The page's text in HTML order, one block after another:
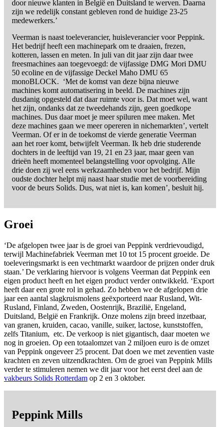
door nieuwe klanten in België en Duitsland te werven. Daarna
zijn we redelijk constant gebleven rond de huidige 23-25
medewerkers.’
Veerman is naast toeleverancier, huisleverancier voor Peppink.
Het bedrijf heeft een machinepark om te draaien, frezen,
kotteren, lassen en meten. In juli van dit jaar zijn daar twee
freesmachines aan toegevoegd: de vijfassige DMG Mori DMU
50 ecoline en de vijfassige Deckel Maho DMU 65
monoBLOCK. ‘Met de komst van deze bijna nieuwe
machines komt automatisering in beeld. De machines zijn
dusdanig opgesteld dat daar ruimte voor is. Dat moet wel, want
het zijn, ondanks dat ze tweedehands zijn, geen goedkope
machines. Dus daar moet je meer spiluren mee maken. Met
deze machines gaan we meer opereren in nichemarkten’, vertelt
Veerman. Of er in de toekomst de vierde generatie Veerman
aan het roer komt, betwijfelt Veerman. Ik heb drie studerende
dochters in de leeftijd van 19, 21 en 23 jaar, maar geen van
drieën heeft momenteel belangstelling voor opvolging. Alle
drie doen zij wel eens werkzaamheden voor het bedrijf. Mijn
oudste dochter helpt mij naast haar studie met de voorbereiding
voor de beurs Solids. Dus, wat niet is, kan komen’, besluit hij.
Groei
‘De afgelopen twee jaar is de groei van Peppink verdrievoudigd,
terwijl Machinefabriek Veerman met 10 tot 15 procent groeide. De
toeleveringsmarkt is een vechtmarkt waardoor de prijzen onder druk
staan.’ De verklaring hiervoor is volgens Veerman dat Peppink een
eigen product heeft en het eigen product verder ontwikkeld. ‘Export
heeft daar een grote rol in gehad. Zo hebben we de afgelopen drie
jaar een aantal slagkruismolens geëxporteerd naar Rusland, Wit-
Rusland, Finland, Zweden, Oostenrijk, Brazilië, Engeland,
Duitsland, België en Frankrijk. Onze molens zijn breed inzetbaar,
van granen, kruiden, cacao, vanille, suiker, lactose, kunststoffen,
zelfs Titanium, etc. De verkoop is niet gigantisch, daar moeten we
nog in groeien. Op een totaalomzet van 2 miljoen euro is de omzet
van Peppink ongeveer 25 procent. Dat doen we met zeventien vaste
krachten en zeven uitzendkrachten. Om de groei van Peppink Mills
verder te stimuleren nemen we dit jaar voor het eerst deel aan de
vakbeurs Solids Rotterdam op 2 en 3 oktober.
Peppink Mills